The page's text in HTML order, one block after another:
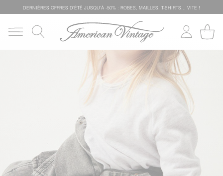
DERNIÈRES OFFRES D'ÉTÊ JUSQU'À -50% : ROBES, MAILLES, T-SHIRTS... VITE !